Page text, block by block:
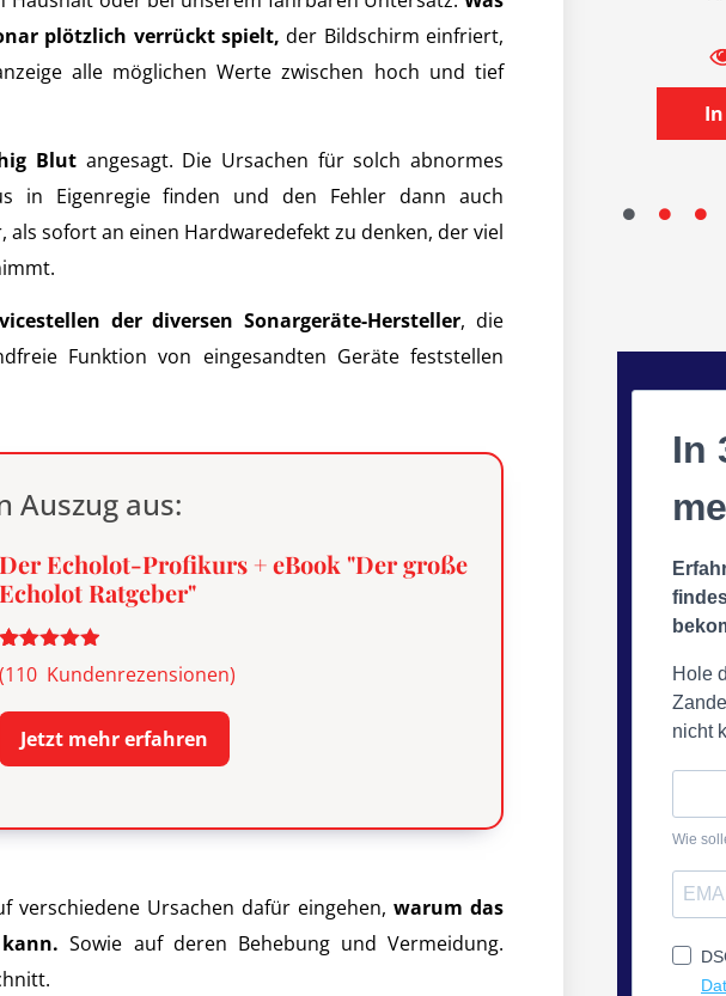
plötzlich verrückt spielt, der Bildschirm einfriert,
alle möglichen Werte zwischen hoch und tief
Blut angesagt. Die Ursachen für solch abnormes
in Eigenregie finden und den Fehler dann auch
als sofort an einen Hardwaredefekt zu denken, der viel
der diversen Sonargeräte-Hersteller, die
Funktion von eingesandten Geräte feststellen
Auszug aus:
Der Echolot-Profikurs + eBook "Der große
Echolot Ratgeber"
Bewertet
mit4.91
basierend
110
Kundenbewertungen
(110 Kundenrezensionen)
Jetzt mehr erfahren
verschiedene Ursachen dafür eingehen, warum das
Sowie auf deren Behebung und Vermeidung.
Bewertet
von 5
34,90 € 29,90€
Schnellansicht
In
Hole
nicht
Wie